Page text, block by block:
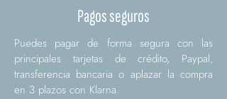
Pagos seguros
Puedes pagar de forma segura con las
principales tarjetas de crédito, Paypal,
transferencia bancaria o aplazar la compra
en 3 plazos con Klarna.